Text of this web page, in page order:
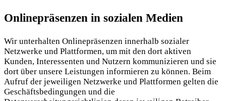
Onlinepräsenzen in sozialen Medien
Wir unterhalten Onlinepräsenzen innerhalb sozialer
Netzwerke und Plattformen, um mit den dort aktiven
Kunden, Interessenten und Nutzern kommunizieren und sie
dort über unsere Leistungen informieren zu können. Beim
Aufruf der jeweiligen Netzwerke und Plattformen gelten die
Geschäftsbedingungen und die